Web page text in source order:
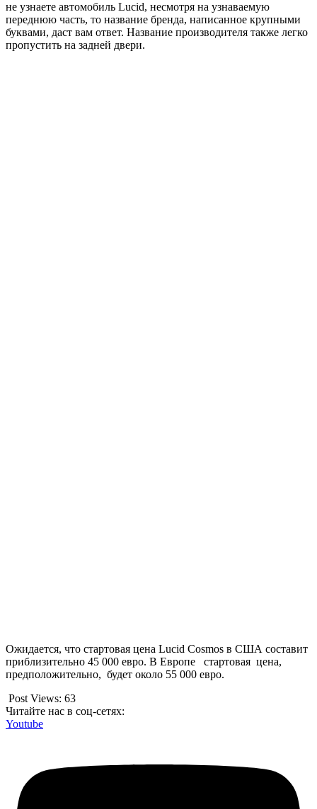
не узнаете автомобиль Lucid, несмотря на узнаваемую
переднюю часть, то название бренда, написанное крупными
буквами, даст вам ответ. Название производителя также легко
пропустить на задней двери.
Ожидается, что стартовая цена Lucid Cosmos в США составит
приблизительно 45 000 евро. В Европе стартовая цена,
предположительно, будет около 55 000 евро.
Post Views: 63
Читайте нас в соц-сетях:
Youtube